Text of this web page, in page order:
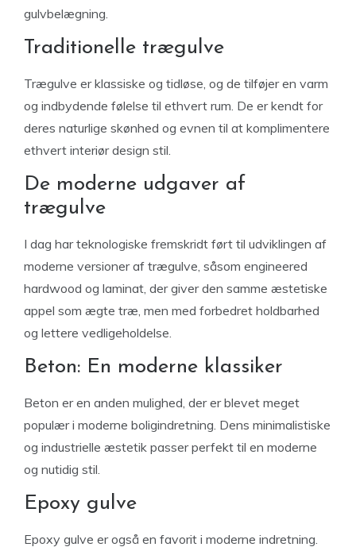
gulvbelægning.
Traditionelle trægulve
Trægulve er klassiske og tidløse, og de tilføjer en varm
og indbydende følelse til ethvert rum. De er kendt for
deres naturlige skønhed og evnen til at komplimentere
ethvert interiør design stil.
De moderne udgaver af
trægulve
I dag har teknologiske fremskridt ført til udviklingen af
moderne versioner af trægulve, såsom engineered
hardwood og laminat, der giver den samme æstetiske
appel som ægte træ, men med forbedret holdbarhed
og lettere vedligeholdelse.
Beton: En moderne klassiker
Beton er en anden mulighed, der er blevet meget
populær i moderne boligindretning. Dens minimalistiske
og industrielle æstetik passer perfekt til en moderne
og nutidig stil.
Epoxy gulve
Epoxy gulve er også en favorit i moderne indretning.